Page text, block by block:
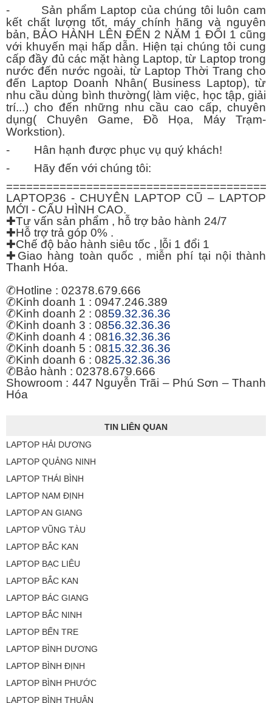
- Sản phẩm Laptop của chúng tôi luôn cam
kết chất lượng tốt, máy chính hãng và nguyên
bản, BẢO HÀNH LÊN ĐẾN 2 NĂM 1 ĐỔI 1 cũng
với khuyến mại hấp dẫn. Hiện tại chúng tôi cung
cấp đầy đủ các mặt hàng Laptop, từ Laptop trong
nước đến nước ngoài, từ Laptop Thời Trang cho
đến Laptop Doanh Nhân( Business Laptop), từ
nhu cầu dùng bình thường( làm việc, học tập, giải
trí...) cho đến những nhu cầu cao cấp, chuyên
dụng( Chuyên Game, Đồ Họa, Máy Trạm-
Workstion).
- Hân hạnh được phục vụ quý khách!
- Hãy đến với chúng tôi:
=======================================
LAPTOP36 - CHUYÊN LAPTOP CŨ – LAPTOP
MỚI - CẤU HÌNH CAO.
✚Tư vấn sản phẩm , hỗ trợ bảo hành 24/7
✚Hỗ trợ trả góp 0% .
✚Chế độ bảo hành siêu tốc , lỗi 1 đổi 1
✚ Giao hàng toàn quốc , miễn phí tại nội thành
Thanh Hóa.
✆Hotline : 02378.679.666
✆Kinh doanh 1 : 0947.246.389
✆Kinh doanh 2 : 0859.32.36.36
✆Kinh doanh 3 : 0856.32.36.36
✆Kinh doanh 4 : 0816.32.36.36
✆Kinh doanh 5 : 0815.32.36.36
✆Kinh doanh 6 : 0825.32.36.36
✆Bảo hành : 02378.679.666
Showroom : 447 Nguyễn Trãi – Phú Sơn – Thanh
Hóa
TIN LIÊN QUAN
LAPTOP HẢI DƯƠNG
LAPTOP QUẢNG NINH
LAPTOP THÁI BÌNH
LAPTOP NAM ĐỊNH
LAPTOP AN GIANG
LAPTOP VŨNG TÀU
LAPTOP BẮC KAN
LAPTOP BẠC LIÊU
LAPTOP BẮC KAN
LAPTOP BÁC GIANG
LAPTOP BẮC NINH
LAPTOP BẾN TRE
LAPTOP BÌNH DƯƠNG
LAPTOP BÌNH ĐỊNH
LAPTOP BÌNH PHƯỚC
LAPTOP BÌNH THUẬN